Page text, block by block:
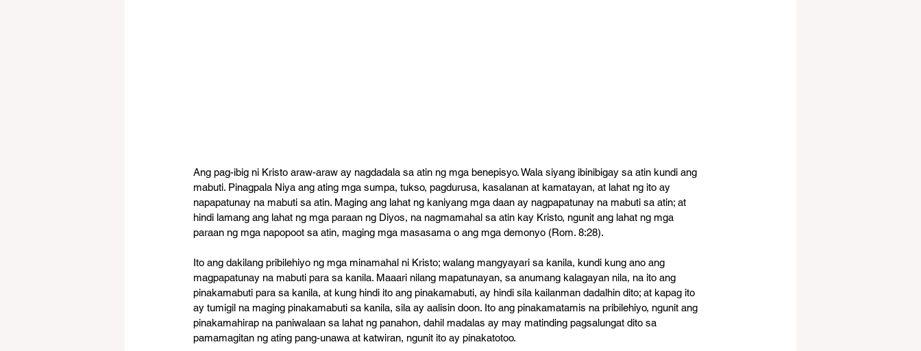
Ang pag-ibig ni Kristo araw-araw ay nagdadala sa atin ng mga benepisyo. Wala siyang ibinibigay sa atin kundi ang
mabuti. Pinagpala Niya ang ating mga sumpa, tukso, pagdurusa, kasalanan at kamatayan, at lahat ng ito ay
napapatunay na mabuti sa atin. Maging ang lahat ng kaniyang mga daan ay nagpapatunay na mabuti sa atin; at
hindi lamang ang lahat ng mga paraan ng Diyos, na nagmamahal sa atin kay Kristo, ngunit ang lahat ng mga
paraan ng mga napopoot sa atin, maging mga masasama o ang mga demonyo (Rom. 8:28).
Ito ang dakilang pribilehiyo ng mga minamahal ni Kristo; walang mangyayari sa kanila, kundi kung ano ang
magpapatunay na mabuti para sa kanila. Maaari nilang mapatunayan, sa anumang kalagayan nila, na ito ang
pinakamabuti para sa kanila, at kung hindi ito ang pinakamabuti, ay hindi sila kailanman dadalhin dito; at kapag ito
ay tumigil na maging pinakamabuti sa kanila, sila ay aalisin doon. Ito ang pinakamatamis na pribilehiyo, ngunit ang
pinakamahirap na paniwalaan sa lahat ng panahon, dahil madalas ay may matinding pagsalungat dito sa
pamamagitan ng ating pang-unawa at katwiran, ngunit ito ay pinakatotoo.